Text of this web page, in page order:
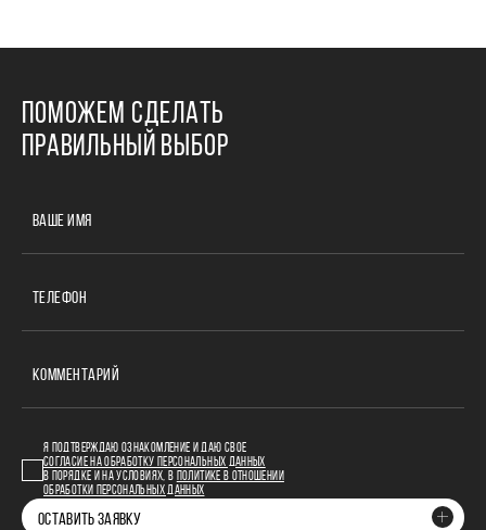
ПОМОЖЕМ СДЕЛАТЬ
ПРАВИЛЬНЫЙ ВЫБОР
ВАШЕ ИМЯ
ТЕЛЕФОН
КОММЕНТАРИЙ
Я ПОДТВЕРЖДАЮ ОЗНАКОМЛЕНИЕ И ДАЮ СВОЕ
СОГЛАСИЕ НА ОБРАБОТКУ ПЕРСОНАЛЬНЫХ ДАННЫХ
В ПОРЯДКЕ И НА УСЛОВИЯХ, В
ПОЛИТИКЕ В ОТНОШЕНИИ
ОБРАБОТКИ ПЕРСОНАЛЬНЫХ ДАННЫХ
ОСТАВИТЬ ЗАЯВКУ